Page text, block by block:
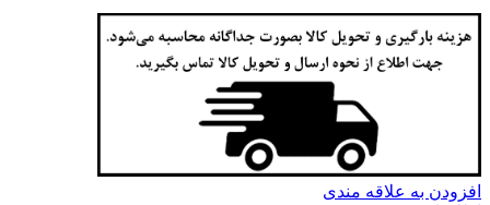
افزودن به علاقه مندی